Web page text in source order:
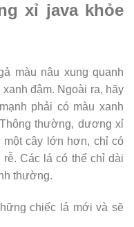
xỉ java khỏe
màu nâu xung quanh
đậm. Ngoài ra, hãy
phải có màu xanh
thường, dương xỉ
cây lớn hơn, chỉ có
Các lá có thể chỉ dài
thường.
chiếc lá mới và sẽ